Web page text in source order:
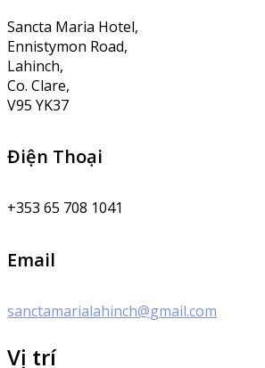
Sancta Maria Hotel,
Ennistymon Road,
Lahinch,
Co. Clare,
V95 YK37
Điện Thoại
+353 65 708 1041
Email
sanctamarialahinch@gmail.com
Vị trí